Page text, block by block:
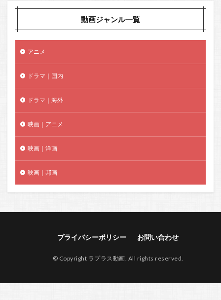
動画ジャンル一覧
アニメ
ドラマ｜国内
ドラマ｜海外
映画｜アニメ
映画｜洋画
映画｜邦画
プライバシーポリシー お問い合わせ
© Copyright ラプラス動画. All rights reserved.